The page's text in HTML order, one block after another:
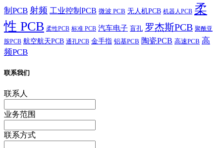
制PCB 射频 工业控制PCB 微波 PCB 无人机PCB 机器人PCB 柔
性 PCB 柔性PCB 标准 PCB 汽车电子 盲孔 罗杰斯PCB 聚酰亚
胺PCB 航空航天PCB 通孔PCB 金手指 铝基PCB 陶瓷PCB 高速PCB 高
频PCB
联系我们
联系人
业务范围
联系方式